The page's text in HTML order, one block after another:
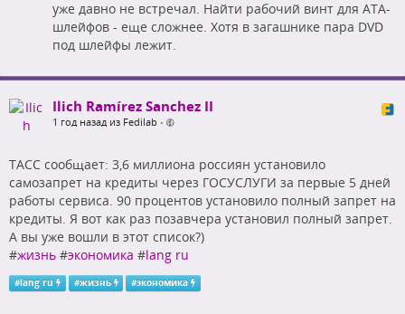
уже давно не встречал. Найти рабочий винт для ATA-
шлейфов - еще сложнее. Хотя в загашнике пара DVD
под шлейфы лежит.
Ilich Ramírez Sanchez II
1 год назад из Fedilab •
ТАСС сообщает: 3,6 миллиона россиян установило
самозапрет на кредиты через ГОСУСЛУГИ за первые 5 дней
работы сервиса. 90 процентов установило полный запрет на
кредиты. Я вот как раз позавчера установил полный запрет.
А вы уже вошли в этот список?)
#жизнь #экономика #lang ru
#lang ru #жизнь #экономика